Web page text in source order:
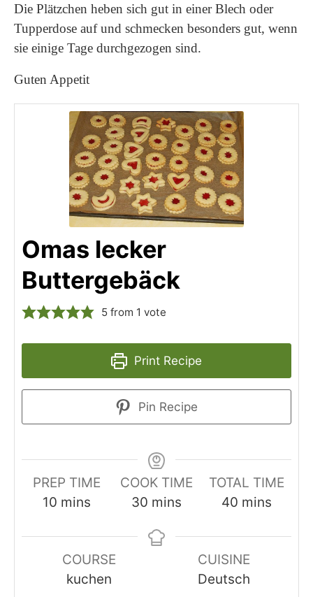
Die Plätzchen heben sich gut in einer Blech oder
Tupperdose auf und schmecken besonders gut, wenn
sie einige Tage durchgezogen sind.
Guten Appetit
Omas lecker
Buttergebäck
5 from 1 vote
Print Recipe
Pin Recipe
PREP TIME
10minutes
mins
COOK TIME
30 minutes
mins
TOTAL TIME
40minutes
mins
COURSE
kuchen
CUISINE
Deutsch